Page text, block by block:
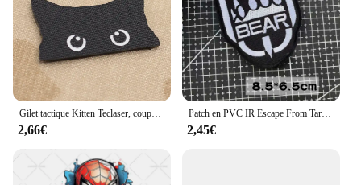
Gilet tactique Kitten Teclaser, coupe Tecblack et blanc
2,66€
Patch en PVC IR Escape From Tarkov pour sac à dos, autocollants DulStickers, patchs de broderie pour vêtements, badges USEC Bear Moral Hook and Loop
2,45€